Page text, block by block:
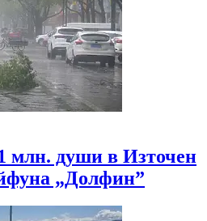
млн. души в Източен
„Долфин”